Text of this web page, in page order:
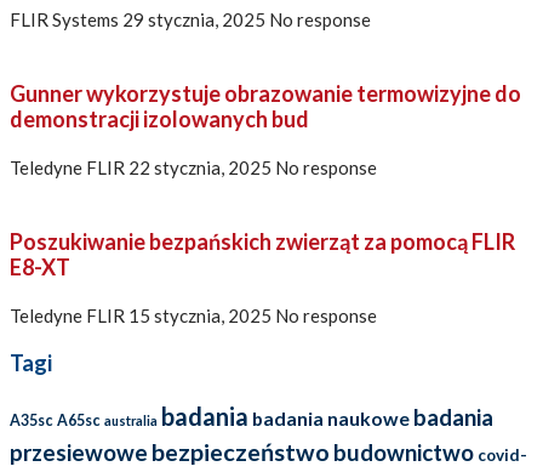
FLIR Systems 29 stycznia, 2025 No response
Gunner wykorzystuje obrazowanie termowizyjne do
demonstracji izolowanych bud
Teledyne FLIR 22 stycznia, 2025 No response
Poszukiwanie bezpańskich zwierząt za pomocą FLIR
E8-XT
Teledyne FLIR 15 stycznia, 2025 No response
Tagi
A35sc A65sc australia badania badania naukowe badania
przesiewowe bezpieczeństwo budownictwo covid-